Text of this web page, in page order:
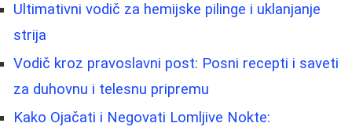
Ultimativni vodič za hemijske pilinge i uklanjanje
strija
Vodič kroz pravoslavni post: Posni recepti i saveti
za duhovnu i telesnu pripremu
Kako Ojačati i Negovati Lomljive Nokte: